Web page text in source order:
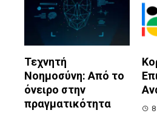
Τεχνητή
Νοημοσύνη: Από το
όνειρο στην
πραγματικότητα